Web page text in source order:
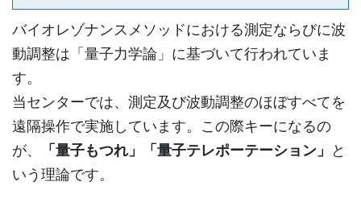
バイオレゾナンスメソッドにおける測定ならびに波
動調整は「量子力学論」に基づいて行われていま
す。
当センターでは、測定及び波動調整のほぼすべてを
遠隔操作で実施しています。この際キーになるの
が、
「量子もつれ」「量子テレポーテーション」
と
いう理論です。